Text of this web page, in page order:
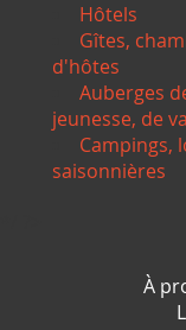
Hôtels
Gîtes,
d'hôtes
Auberges
jeunesse, de
Campings,
saisonnières
À